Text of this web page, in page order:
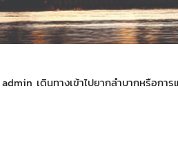
เดินทางเข้าไปยากลำบากหรือก